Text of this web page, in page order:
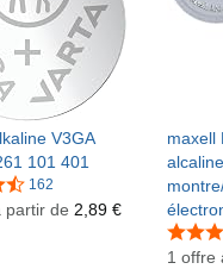
diapositives
V3GA
101 401
162
partir de 2,89 €
maxell
1 offre